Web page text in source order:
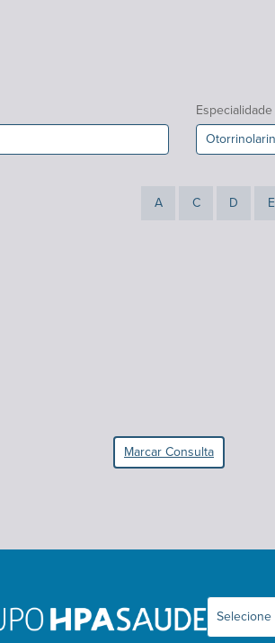
Especialidade
A C D E
Marcar Consulta